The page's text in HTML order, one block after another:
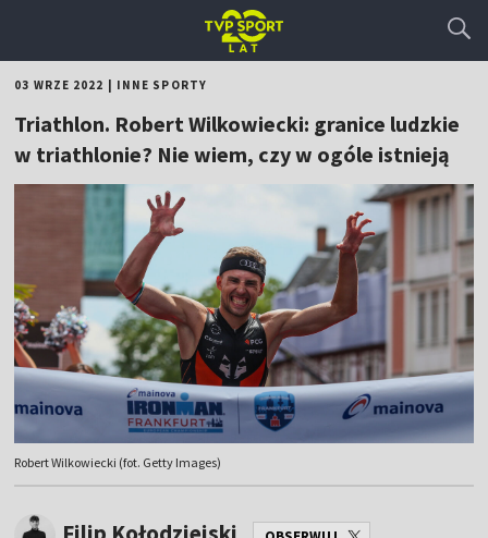
03 WRZE 2022 INNE SPORTY
Triathlon. Robert Wilkowiecki: granice ludzkie
w triathlonie? Nie wiem, czy w ogóle istnieją
Robert Wilkowiecki (fot. Getty Images)